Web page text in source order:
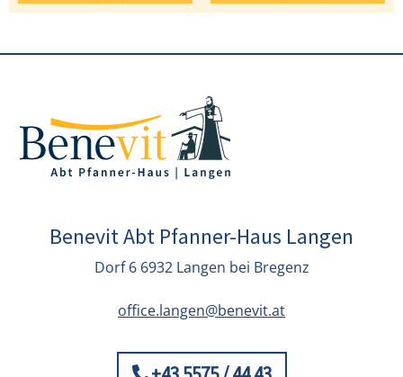
Benevit Abt Pfanner-Haus Langen
Dorf 6 6932 Langen bei Bregenz
office.langen@benevit.at